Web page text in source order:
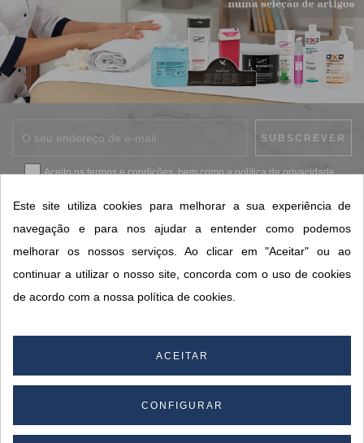
Aceito ostermos e condições, bem como apolítica de privacidade.
CONTACTOS SORISA
Este site utiliza cookies para melhorar a sua experiência de
navegação e para nos ajudar a entender como podemos
melhorar os nossos serviços. Ao clicar em "Aceitar" ou ao
continuar a utilizar o nosso site, concorda com o uso de cookies
de acordo com a nossa política de cookies.
ACEITAR
CONFIGURAR